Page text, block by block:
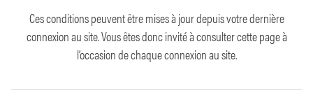
Ces conditions peuvent être mises à jour depuis votre dernière
connexion au site. Vous êtes donc invité à consulter cette page à
l’occasion de chaque connexion au site.